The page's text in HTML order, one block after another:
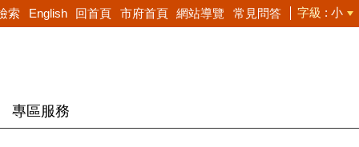
索 English 回首頁 市府首頁 網站導覽 常見問答 字級 小
專區服務